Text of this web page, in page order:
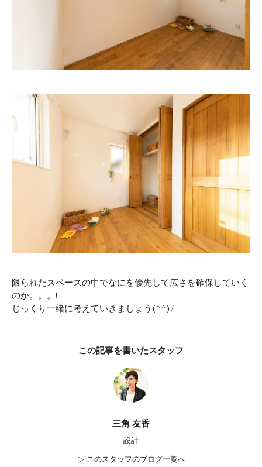
限られたスペースの中でなにを優先して広さを確保していく
のか。。。!
じっくり一緒に考えていきましょう(^^)/
この記事を書いたスタッフ
三角 友香
設計
> このスタッフのブログ一覧へ